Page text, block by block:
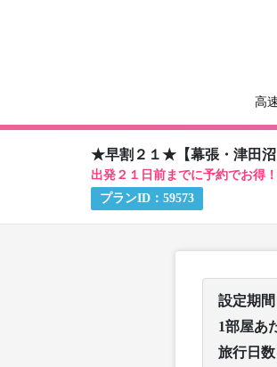
高
★早割２１★【幕張・津田沼
出発２１日前までに予約でお得
プランID： 59573
設定期間
1部屋あ
旅行日数